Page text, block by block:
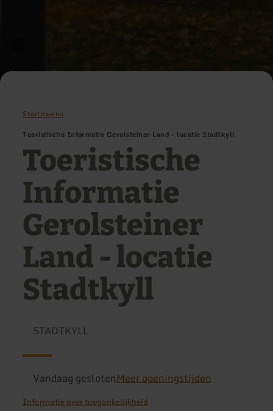
Startpagina
Toeristische Informatie Gerolsteiner Land - locatie Stadtkyll
Toeristische
Informatie
Gerolsteiner
Land - locatie
Stadtkyll
STADTKYLL
Vandaag geslotenMeer openingstijden
Informatie over toegankelijkheid